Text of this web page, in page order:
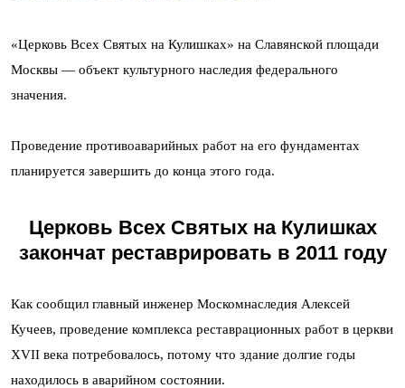
«Церковь Всех Святых на Кулишках» на Славянской площади
Москвы — объект культурного наследия федерального
значения.
Проведение противоаварийных работ на его фундаментах
планируется завершить до конца этого года.
Церковь Всех Святых на Кулишках
закончат реставрировать в 2011 году
Как сообщил главный инженер Москомнаследия Алексей
Кучеев, проведение комплекса реставрационных работ в церкви
XVII века потребовалось, потому что здание долгие годы
находилось в аварийном состоянии.